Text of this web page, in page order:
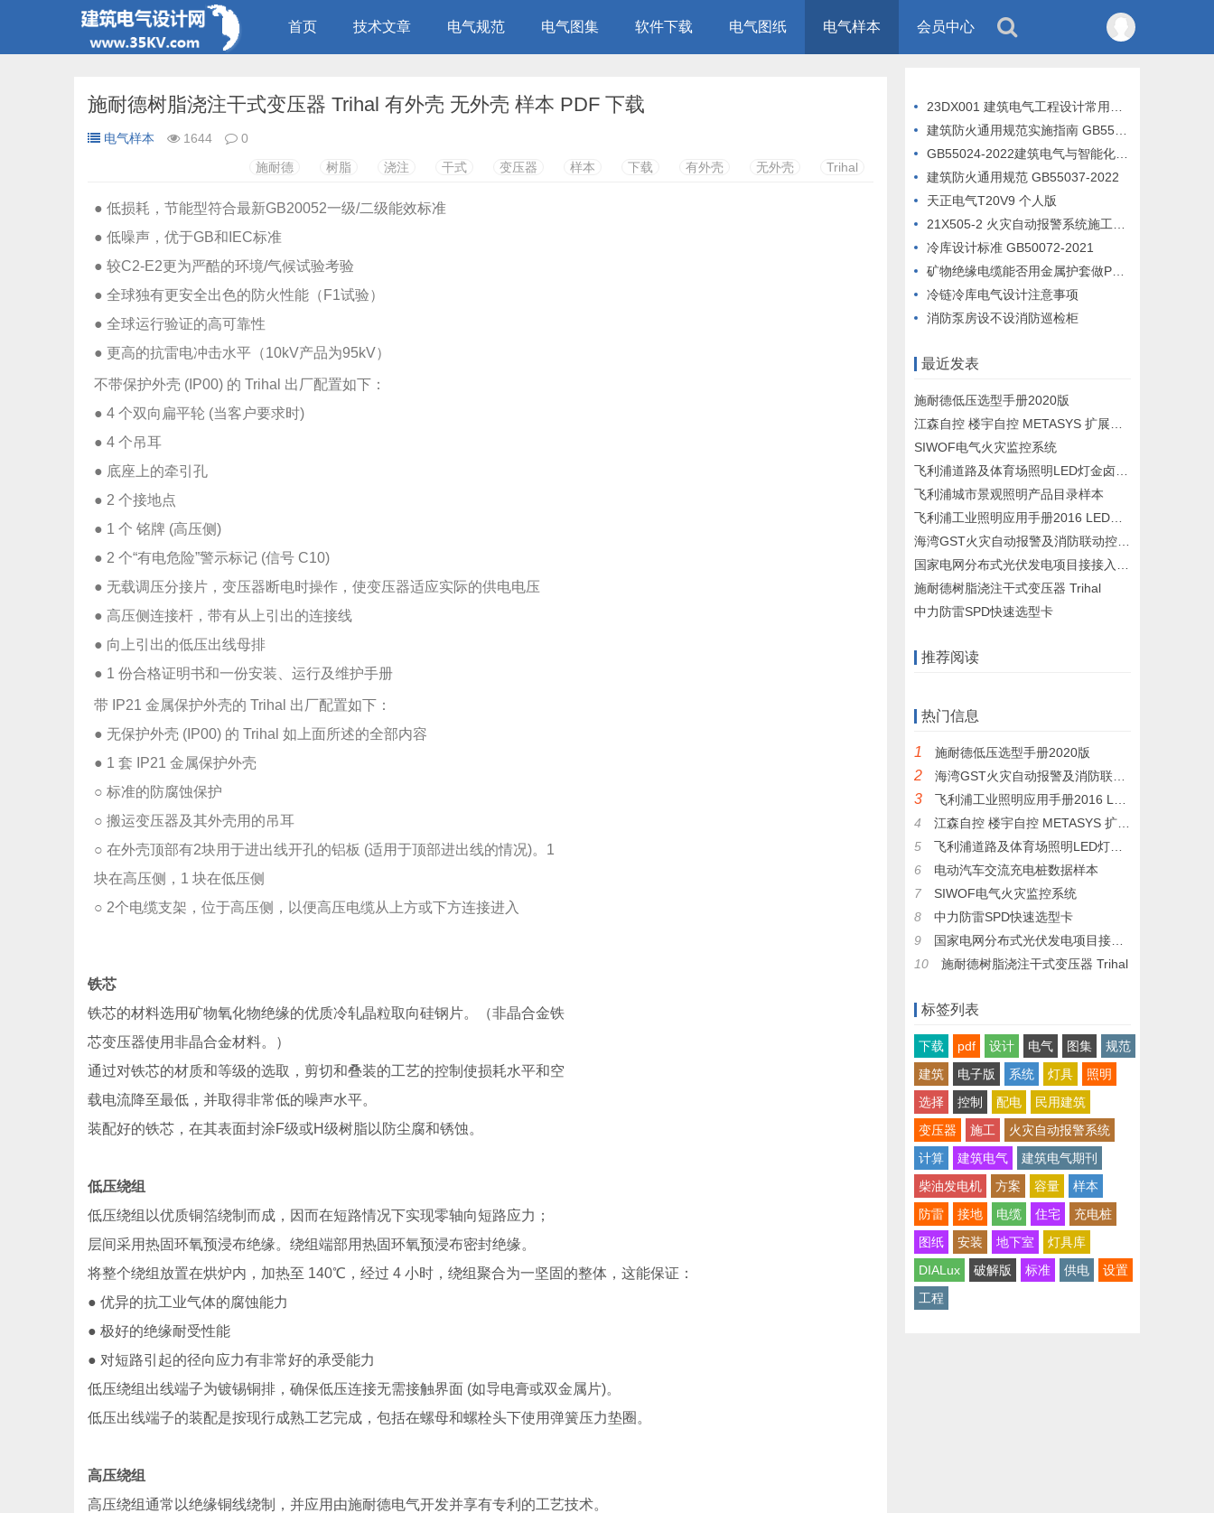
首页 技术文章 电气规范 电气图集 软件下载 电气图纸 电气样本 会员中心
施耐德树脂浇注干式变压器 Trihal 有外壳 无外壳 样本 PDF 下载
电气样本 1644
0
施耐德
树脂 浇注 干式 变压器 样本 下载 有外壳 无外壳 Trihal
● 低损耗，节能型符合最新GB20052一级/二级能效标准
● 低噪声，优于GB和IEC标准
● 较C2-E2更为严酷的环境/气候试验考验
● 全球独有更安全出色的防火性能（F1试验）
● 全球运行验证的高可靠性
● 更高的抗雷电冲击水平（10kV产品为95kV）
不带保护外壳 (IP00) 的 Trihal 出厂配置如下：
● 4 个双向扁平轮 (当客户要求时)
● 4 个吊耳
● 底座上的牵引孔
● 2 个接地点
● 1 个 铭牌 (高压侧)
● 2 个“有电危险”警示标记 (信号 C10)
● 无载调压分接片，变压器断电时操作，使变压器适应实际的供电电压
● 高压侧连接杆，带有从上引出的连接线
● 向上引出的低压出线母排
● 1 份合格证明书和一份安装、运行及维护手册
带 IP21 金属保护外壳的 Trihal 出厂配置如下：
● 无保护外壳 (IP00) 的 Trihal 如上面所述的全部内容
● 1 套 IP21 金属保护外壳
○ 标准的防腐蚀保护
○ 搬运变压器及其外壳用的吊耳
○ 在外壳顶部有2块用于进出线开孔的铝板 (适用于顶部进出线的情况)。1
块在高压侧，1 块在低压侧
○ 2个电缆支架，位于高压侧，以便高压电缆从上方或下方连接进入
铁芯
铁芯的材料选用矿物氧化物绝缘的优质冷轧晶粒取向硅钢片。（非晶合金铁
芯变压器使用非晶合金材料。）
通过对铁芯的材质和等级的选取，剪切和叠装的工艺的控制使损耗水平和空
载电流降至最低，并取得非常低的噪声水平。
装配好的铁芯，在其表面封涂F级或H级树脂以防尘腐和锈蚀。
低压绕组
低压绕组以优质铜箔绕制而成，因而在短路情况下实现零轴向短路应力；
层间采用热固环氧预浸布绝缘。绕组端部用热固环氧预浸布密封绝缘。
将整个绕组放置在烘炉内，加热至 140℃，经过 4 小时，绕组聚合为一坚固的整体，这能保证：
● 优异的抗工业气体的腐蚀能力
● 极好的绝缘耐受性能
● 对短路引起的径向应力有非常好的承受能力
低压绕组出线端子为镀锡铜排，确保低压连接无需接触界面 (如导电膏或双金属片)。
低压出线端子的装配是按现行成熟工艺完成，包括在螺母和螺栓头下使用弹簧压力垫圈。
高压绕组
高压绕组通常以绝缘铜线绕制，并应用由施耐德电气开发并享有专利的工艺技术。
23DX001 建筑电气工程设计常用图形和文字符号
建筑防火通用规范实施指南 GB55037-2022
GB55024-2022建筑电气与智能化通用规范 宣贯完整版PPT
建筑防火通用规范 GB55037-2022
天正电气T20V9 个人版
21X505-2 火灾自动报警系统施工及验收标准
冷库设计标准 GB50072-2021
矿物绝缘电缆能否用金属护套做PE线
冷链冷库电气设计注意事项
消防泵房设不设消防巡检柜
最近发表
施耐德低压选型手册2020版
SIWOF电气火灾监控系统
飞利浦城市景观照明产品目录样本
施耐德树脂浇注干式变压器 Trihal
中力防雷SPD快速选型卡
推荐阅读
热门信息
1 施耐德低压选型手册2020版
2 海湾GST火灾自动报警及消防联动控制系统设计说明
3
飞利浦工业照明应用手册2016 LED灯具样本
4
江森自控 楼宇自控 METASYS 扩展架构系统设计手册
5
飞利浦道路及体育场照明LED灯金卤灯样本
6
电动汽车交流充电桩数据样本
7
SIWOF电气火灾监控系统
8
中力防雷SPD快速选型卡
9
国家电网分布式光伏发电项目接接入方案设计
10
施耐德树脂浇注干式变压器 Trihal
标签列表
下载 pdf 设计 电气 图集
规范
建筑
电子版 系统 灯具
照明
选择
控制 配电
民用建筑
变压器
施工
火灾自动报警系统
计算
建筑电气
建筑电气期刊
柴油发电机
方案 容量
样本
防雷
接地 电缆 住宅
充电桩
图纸
安装 地下室
灯具库
DIALux
破解版 标准 供电
设置
工程